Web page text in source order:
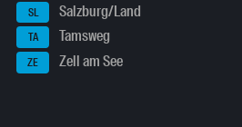
SL Salzburg/Land
TA Tamsweg
ZE Zell am See